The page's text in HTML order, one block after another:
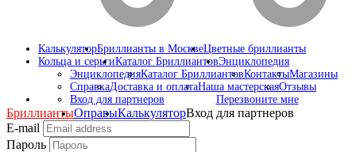
КалькуляторБриллианты в МосквеЦветные бриллианты
Кольца и серьгиКаталог БриллиантовЭнциклопедия
ЭнциклопедияКаталог БриллиантовКонтактыМагазины
СправкаДоставка и оплатаНаша мастерскаяОтзывы
Вход для партнеров
Перезвоните мне
БриллиантыОправыКалькуляторВход для партнеров
E-mail
Пароль